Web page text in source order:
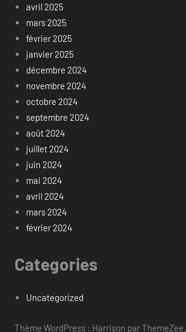
avril 2025
mars 2025
février 2025
janvier 2025
décembre 2024
novembre 2024
octobre 2024
septembre 2024
août 2024
juillet 2024
juin 2024
mai 2024
avril 2024
mars 2024
février 2024
Categories
Uncategorized
Thème WordPress : Harrison par ThemeZee.